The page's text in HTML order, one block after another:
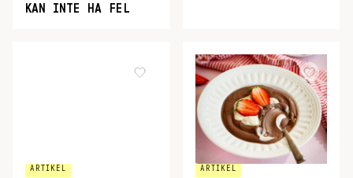
KAN INTE HA FEL
ARTIKEL
ARTIKEL